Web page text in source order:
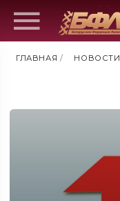
ГЛАВНАЯ / НОВОСТИ